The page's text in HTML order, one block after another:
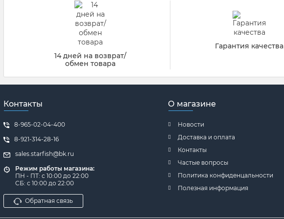
14 дней на возврат/
обмен товара
Гарантия качества
Контакты
8-965-02-04-400
8-921-314-28-16
sales.starfish@bk.ru
Режим работы магазина:
ПН - ПТ: с 10:00 до 22:00
СБ: с 10:00 до 22:00
Обратная связь
О магазине
Новости
Доставка и оплата
Контакты
Частые вопросы
Политика конфиденцальности
Полезная информация